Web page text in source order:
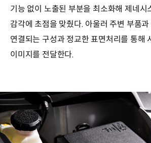
기능 없이 노출된 부분을 최소화해 제네시
감각에 초점을 맞췄다. 아울러 주변 부품과
연결되는 구성과 정교한 표면처리를 통해
이미지를 전달한다.